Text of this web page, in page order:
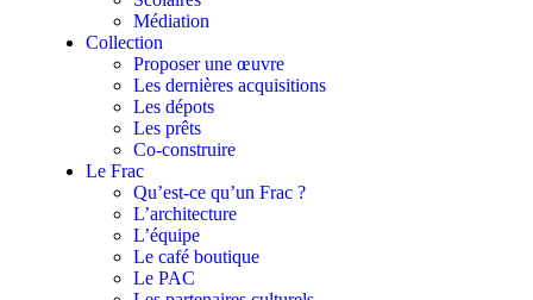
Médiation
Collection
Proposer une œuvre
Les dernières acquisitions
Les dépots
Les prêts
Co-construire
Le Frac
Qu’est-ce qu’un Frac ?
L’architecture
L’équipe
Le café boutique
Le PAC